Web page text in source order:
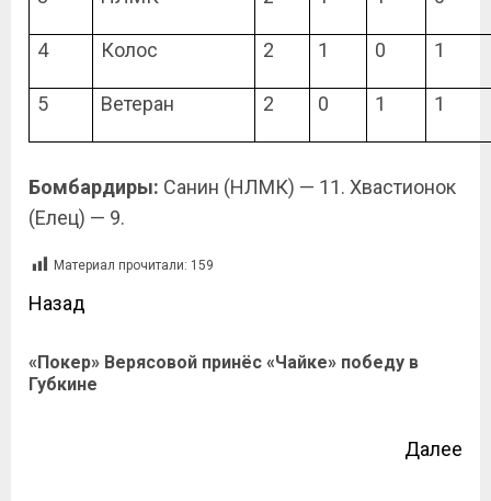
4 Колос 2 1 0 1
5 Ветеран 2 0 1 1
Бомбардиры: Санин (НЛМК) — 11. Хвастионок
(Елец) — 9.
Материал прочитали: 159
Назад
«Покер» Верясовой принёс «Чайке» победу в
Губкине
Далее